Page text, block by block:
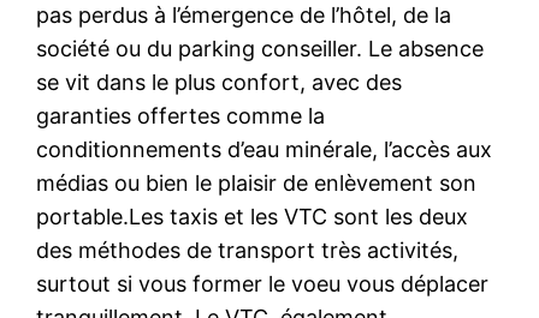
pas perdus à l’émergence de l’hôtel, de la
société ou du parking conseiller. Le absence
se vit dans le plus confort, avec des
garanties offertes comme la
conditionnements d’eau minérale, l’accès aux
médias ou bien le plaisir de enlèvement son
portable.Les taxis et les VTC sont les deux
des méthodes de transport très activités,
surtout si vous former le voeu vous déplacer